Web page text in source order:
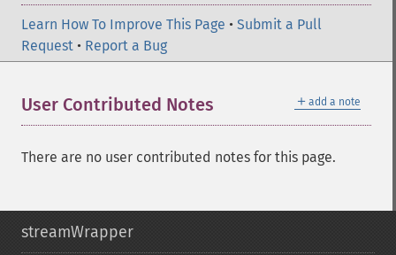
Learn How To Improve This Page • Submit a Pull
Request • Report a Bug
＋ add a note
User Contributed Notes
There are no user contributed notes for this page.
streamWrapper